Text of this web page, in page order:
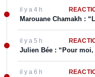
il y a 4 h
Marouane Chamakh :
il y a 5 h
Julien Bée : “Pour
il y a 6 h